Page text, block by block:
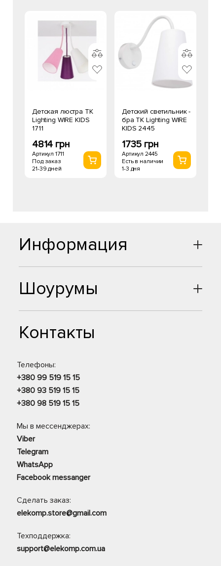
Детская люстра TK
Lighting WIRE KIDS
1711
4814 грн
Артикул 1711
Под заказ
21-39 дней
Детский светильник -
бра TK Lighting WIRE
KIDS 2445
1735 грн
Артикул 2445
Есть в наличии
1-3 дня
Шоурумы
Контакты
Телефоны:
+380 99 519 15 15
+380 93 519 15 15
+380 98 519 15 15
Мы в мессенджерах:
Viber
Telegram
WhatsApp
Facebook messanger
Сделать заказ:
elekomp.store@gmail.com
Техподдержка:
support@elekomp.com.ua
Информация